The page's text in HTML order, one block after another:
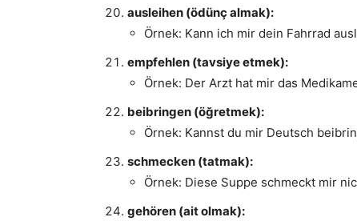
ausleihen (ödünç almak):
Örnek: Kann ich mir dein Fahrrad
empfehlen (tavsiye etmek):
Örnek: Der Arzt hat mir das
beibringen (öğretmek):
Örnek: Kannst du mir Deutsch
schmecken (tatmak):
Örnek: Diese Suppe schmeckt mir
gehören (ait olmak):